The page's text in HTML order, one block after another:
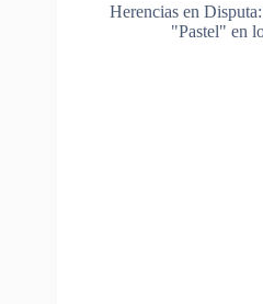
Herencias en
"Pastel" en